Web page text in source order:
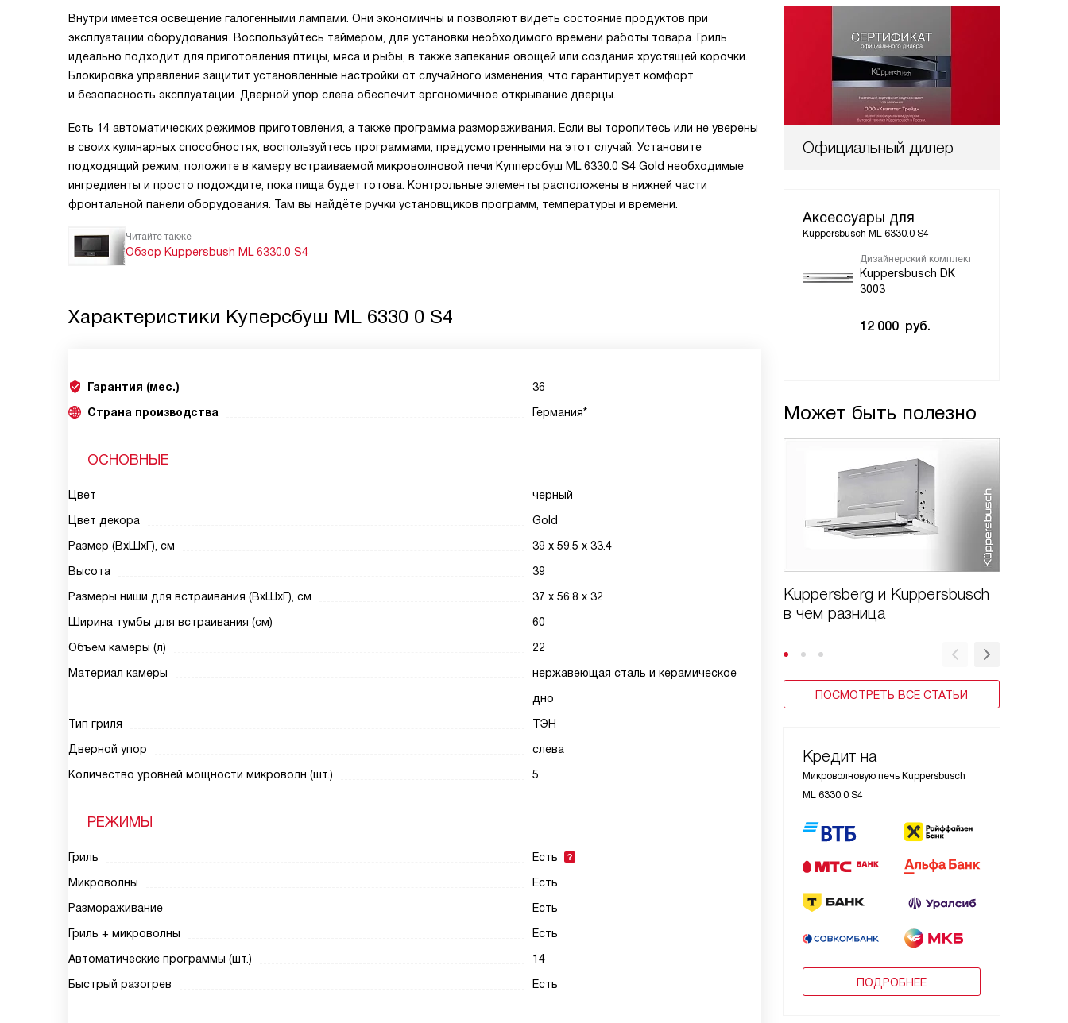
Официальный дилер
Аксессуары для
Kuppersbusch ML 6330.0 S4
Дизайнерский комплект
Kuppersbusch DK
3003
12 000 руб.
Может быть полезно
Kuppersberg и Kuppersbusch
в чем разница
ПОСМОТРЕТЬ ВСЕ СТАТЬИ
Кредит на
Микроволновую печь Kuppersbusch
ML 6330.0 S4
ПОДРОБНЕЕ
Внутри имеется освещение галогенными лампами. Они экономичны и позволяют видеть состояние продуктов при
эксплуатации оборудования. Воспользуйтесь таймером, для установки необходимого времени работы товара. Гриль
идеально подходит для приготовления птицы, мяса и рыбы, в также запекания овощей или создания хрустящей корочки.
Блокировка управления защитит установленные настройки от случайного изменения, что гарантирует комфорт
и безопасность эксплуатации. Дверной упор слева обеспечит эргономичное открывание дверцы.
Есть 14 автоматических режимов приготовления, а также программа размораживания. Если вы торопитесь или не уверены
в своих кулинарных способностях, воспользуйтесь программами, предусмотренными на этот случай. Установите
подходящий режим, положите в камеру встраиваемой микроволновой печи Купперсбуш ML 6330.0 S4 Gold необходимые
ингредиенты и просто подождите, пока пища будет готова. Контрольные элементы расположены в нижней части
фронтальной панели оборудования. Там вы найдёте ручки установщиков программ, температуры и времени.
Читайте также
Обзор Kuppersbush ML 6330.0 S4
Характеристики Куперсбуш ML 6330 0 S4
Гарантия (мес.)
36
Страна производства
Германия*
ОСНОВНЫЕ
Цвет
черный
Цвет декора
Gold
Размер (ВхШхГ), см
39 х 59.5 х 33.4
Высота
39
Размеры ниши для встраивания (ВхШхГ), см
37 х 56.8 х 32
Ширина тумбы для встраивания (см)
60
Объем камеры (л)
22
Материал камеры
нержавеющая сталь и керамическое
дно
Тип гриля
ТЭН
Дверной упор
слева
Количество уровней мощности микроволн (шт.)
5
РЕЖИМЫ
Гриль
Есть
Микроволны
Есть
Размораживание
Есть
Гриль + микроволны
Есть
Автоматические программы (шт.)
14
Быстрый разогрев
Есть